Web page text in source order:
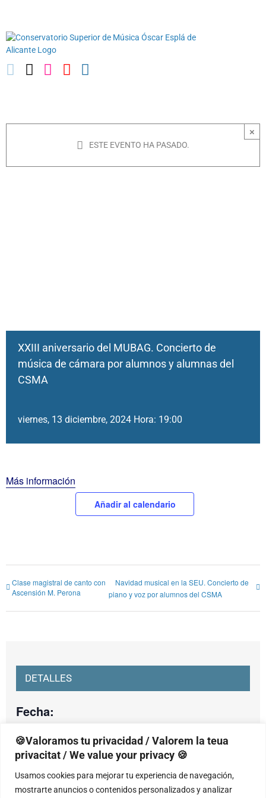
🍪Valoramos tu privacidad / Valorem la teua
privacitat / We value your privacy 🍪
Usamos cookies para mejorar tu experiencia de navegación,
mostrarte anuncios o contenidos personalizados y analizar
contenido
×
ESTE EVENTO HA PASADO.
XXIII aniversario del MUBAG. Concierto de
música de cámara por alumnos y alumnas del
CSMA
viernes, 13 diciembre, 2024 Hora: 19:00
Más información
Añadir al calendario
Clase magistral de canto con
Ascensión M. Perona
Navidad musical en la SEU. Concierto de
piano y voz por alumnos del CSMA
DETALLES
Fecha:
viernes, 13 diciembre, 2024
Hora:
19:00 - 20:30